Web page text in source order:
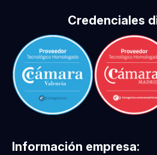
Credenciales
Información empresa: